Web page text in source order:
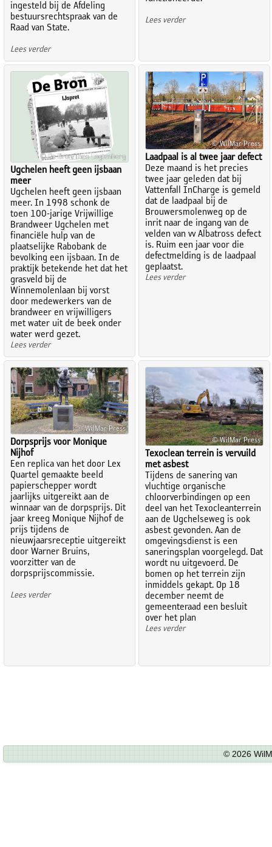
ingesteld bij de Afdeling
bestuursrechtspraak van de
Raad van State.
Lees verder
Lees verder
© De Bron/Theo Logtenberg
Ugchelen heeft geen ijsbaan
meer
Ugchelen heeft geen ijsbaan
meer. In 1998 schonk de
toen 100-jarige Vrijwillige
Brandweer Ugchelen met
financiële hulp van de
plaatselijke Rabobank de
bevolking een ijsbaan. In de
praktijk betekende het dat het
grasveld bij de
Winnemolenlaan bij vorst
door medewerkers van de
brandweer en vrijwilligers
met water uit de beek onder
water werd gezet.
Lees verder
© WilMar Press
Laadpaal is al twee jaar defect
Deze maand is het precies
twee jaar geleden dat bij
Vattenfall InCharge is gemeld
dat de laadpaal bij de
Brouwersmolenweg op de
inrit naar de ingang van de
velden van vv Albatross defect
is. Ruim een jaar voor die
defectmelding is de laadpaal
geplaatst.
Lees verder
© WilMar Press
Dorpsprijs voor Monique
Nijhof
Een replica van het door Lex
Quartel gemaakte beeld
papierschepper wordt
jaarlijks uitgereikt aan de
winnaar van de dorpsprijs. Dit
jaar kreeg Monique Nijhof de
prijs tijdens de
nieuwjaarsreceptie uitgereikt
door Warner Bruins,
voorzitter van de
dorpsprijscommissie.
Lees verder
© WilMar Press
Texoclean terrein is vervuild
met asbest
Tijdens de sanering van
vluchtige organische
chloorverbindingen op een
deel van het Texocleanterrein
aan de Ugchelseweg is ook
asbest gevonden. Aan de
omgevingsdienst is een
saneringsplan voorgelegd. Dat
wordt nu uitgevoerd. De
bomen op het terrein zijn
inmiddels gekapt. Op 18
december neemt de
gemeenteraad een besluit
over het plan
Lees verder
© 2026